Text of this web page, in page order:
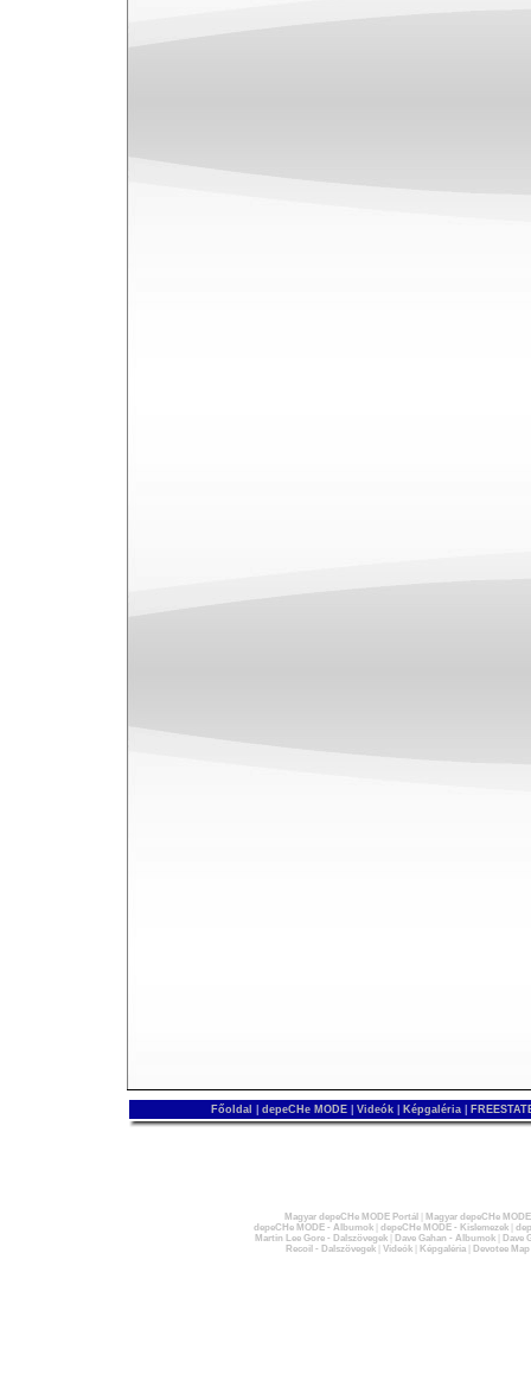
Főoldal depeCHe MODE Videók Képgaléria
Magyar depeCHe MODE Portál
Magyar depeCHe
depeCHe MODE - Albumok| depeCHe MODE - Kislemezek|
Martin Lee Gore - Dalszövegek| Dave Gahan - Albumok|
Dave
Recoil - Dalszövegek| Videók| Képgaléria| Devotee Map